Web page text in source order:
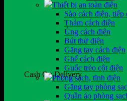
Cash On Delivery
Thiết bị an toàn điện
Sào cách điện,
Thảm cách điện
Ủng cách điện
Bút thử điện
Găng tay cách điện
Ghế cách điện
Guốc trèo cột điện
Phòng sạch, tĩnh điện
Găng tay phòng
Quần áo phòng